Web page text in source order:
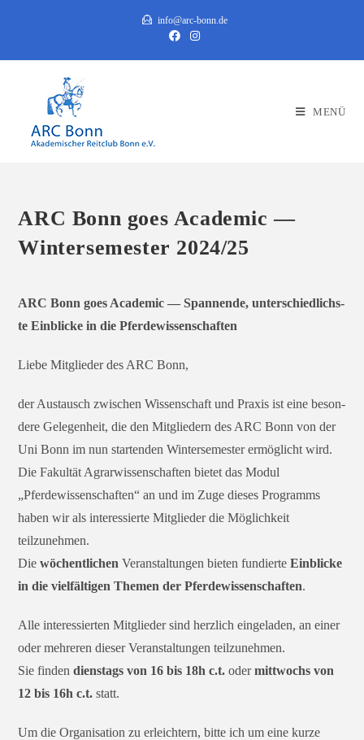
info@arc-bonn.de
MENÜ
ARC Bonn goes Academic —
Wintersemester 2024/25
ARC Bonn goes Academic — Spannende, unter­schied­lichs­
te Einblicke in die Pferdewissenschaften
Liebe Mitglieder des ARC Bonn,
der Austausch zwi­schen Wissenschaft und Praxis ist eine beson­
de­re Gelegenheit, die den Mitgliedern des ARC Bonn von der
Uni Bonn im nun star­ten­den Wintersemester ermög­licht wird.
Die Fakultät Agrarwissenschaften bie­tet das Modul
„Pferdewissenschaften“ an und im Zuge die­ses Programms
haben wir als inter­es­sier­te Mitglieder die Möglichkeit
teilzunehmen.
Diewöchent­li­chen Veranstaltungen bie­ten fun­dier­teEinblicke
in die viel­fäl­ti­gen Themen der Pferdewissenschaften.
Alle inter­es­sier­ten Mitglieder sind herz­lich ein­ge­la­den, an einer
oder meh­re­ren die­ser Veranstaltungen teilzunehmen.
Sie fin­dendiens­tags von 16 bis 18h c.t. odermitt­wochs von
12 bis 16h c.t. statt.
Um die Organisation zu erleich­tern, bit­te ich um eine kur­ze